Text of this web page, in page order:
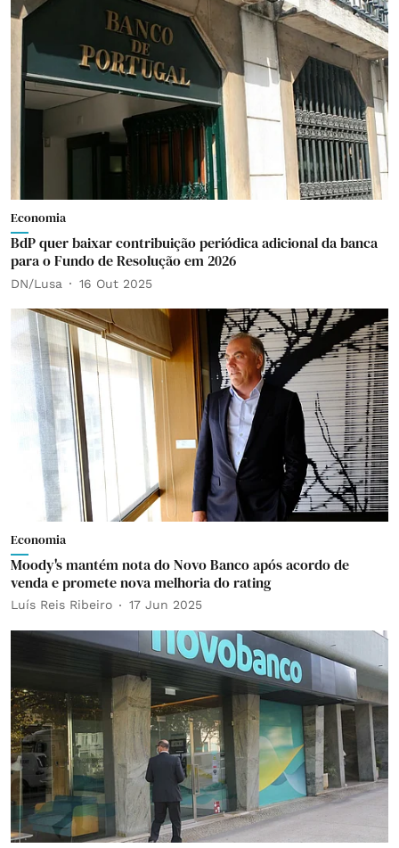
Economia
BdP quer baixar contribuição periódica adicional da banca
para o Fundo de Resolução em 2026
DN/Lusa 16 Out 2025
Economia
Moody's mantém nota do Novo Banco após acordo de
venda e promete nova melhoria do rating
Luís Reis Ribeiro 17 Jun 2025